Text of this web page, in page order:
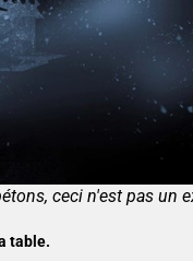
ceci n'est pas un
table.